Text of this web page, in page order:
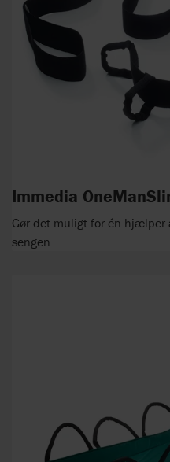
Immedia
Gør det muligt for én hjælper
sengen